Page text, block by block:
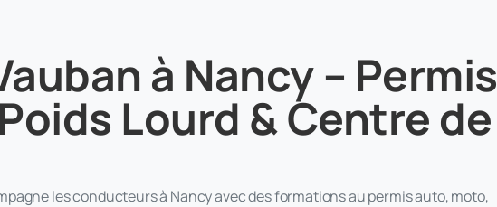
à Nancy – Permis
Lourd & Centre de
les conducteurs à Nancy avec des formations au permis auto, moto,